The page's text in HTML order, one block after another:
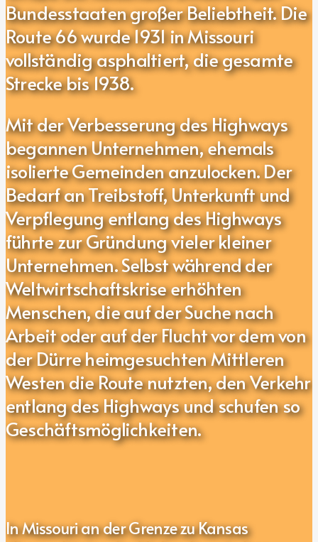
Bundesstaaten großer Beliebtheit. Die
Route 66 wurde 1931 in Missouri
vollständig asphaltiert, die gesamte
Strecke bis 1938.
Mit der Verbesserung des Highways
begannen Unternehmen, ehemals
isolierte Gemeinden anzulocken. Der
Bedarf an Treibstoff, Unterkunft und
Verpflegung entlang des Highways
führte zur Gründung vieler kleiner
Unternehmen. Selbst während der
Weltwirtschaftskrise erhöhten
Menschen, die auf der Suche nach
Arbeit oder auf der Flucht vor dem von
der Dürre heimgesuchten Mittleren
Westen die Route nutzten, den Verkehr
entlang des Highways und schufen so
Geschäftsmöglichkeiten.
In Missouri an der Grenze zu Kansas